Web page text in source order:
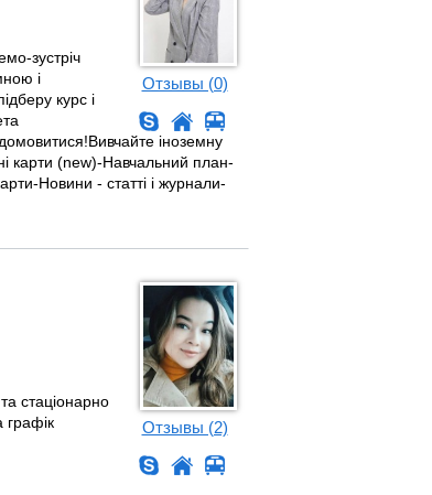
Отзывы (0)
зустріч
і
курс і
іноземну
карти (new)-Навчальний план-
Новини - статті і журнали-
Отзывы (2)
стаціонарно
графік